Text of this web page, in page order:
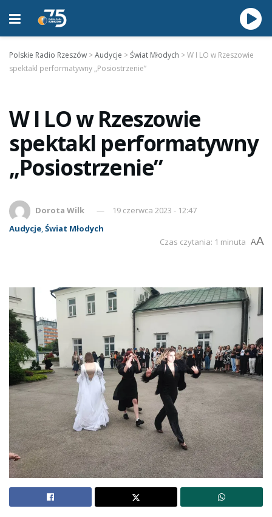
Polskie Radio Rzeszów >Audycje >Świat Młodych >W I LO w Rzeszowie
spektakl performatywny „Posiostrzenie”
W I LO w Rzeszowie
spektakl performatywny
„Posiostrzenie”
Dorota Wilk
19 czerwca 2023 - 12:47
Audycje,Świat Młodych
Czas czytania: 1 minuta AA